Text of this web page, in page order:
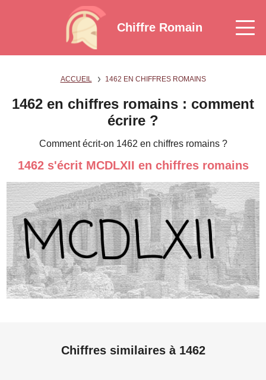
Chiffre Romain
ACCUEIL 1462 EN CHIFFRES ROMAINS
1462 en chiffres romains : comment
écrire ?
Comment écrit-on 1462 en chiffres romains ?
1462 s'écrit MCDLXII en chiffres romains
Chiffres similaires à 1462